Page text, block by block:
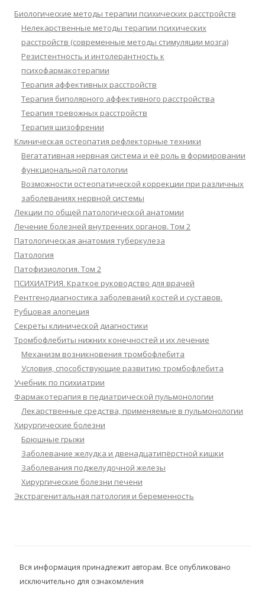
Биологические методы терапии психических расстройств
Нелекарственные методы терапии психических
расстройств (современные методы стимуляции мозга)
Резистентность и интолерантность к
психофармакотерапии
Терапия аффективных расстройств
Терапия биполярного аффективного расстройства
Терапия тревожных расстройств
Терапия шизофрении
Клиническая остеопатия рефлекторные техники
Вегатативная нервная система и её роль в формировании
функциональной патологии
Возможности остеопатической коррекции при различных
заболеваниях нервной системы
Лекции по общей патологической анатомии
Лечение болезней внутренних органов. Том 2
Патологическая анатомия туберкулеза
Патология
Патофизиология. Том 2
ПСИХИАТРИЯ. Краткое руководство для врачей
Рентгенодиагностика заболеваний костей и суставов.
Рубцовая алопеция
Секреты клинической диагностики
Тромбофлебиты нижних конечностей и их лечение
Механизм возникновения тромбофлебита
Условия, способствующие развитию тромбофлебита
Учебник по психиатрии
Фармакотерапия в педиатрической пульмонологии
Лекарственные средства, применяемые в пульмонологии
Хирургические болезни
Брюшные грыжи
Заболевание желудка и двенадцатипёрстной кишки
Заболевания поджелудочной железы
Хирургические болезни печени
Экстрагенитальная патология и беременность
Вся информация принадлежит авторам. Все опубликовано
исключительно для ознакомления